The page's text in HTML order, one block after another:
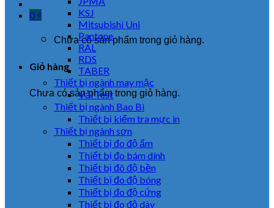
0 ₫
Chưa có sản phẩm trong giỏ hàng.
Giỏ hàng
Chưa có sản phẩm trong giỏ hàng.
KSJ
Mitsubishi Uni
Pantone
RAL
RDS
TABER
Thiết bị ngành may mặc
Vải Test
Thiết bị ngành Bao Bì
Thiết bị kiểm tra mực in
Thiết bị ngành sơn
Thiết bị đo độ ẩm
Thiết bị đo bám dính
Thiết bị đô độ bền
Thiết bị đo độ bóng
Thiết bị đo độ cứng
Thiết bị đo độ dày